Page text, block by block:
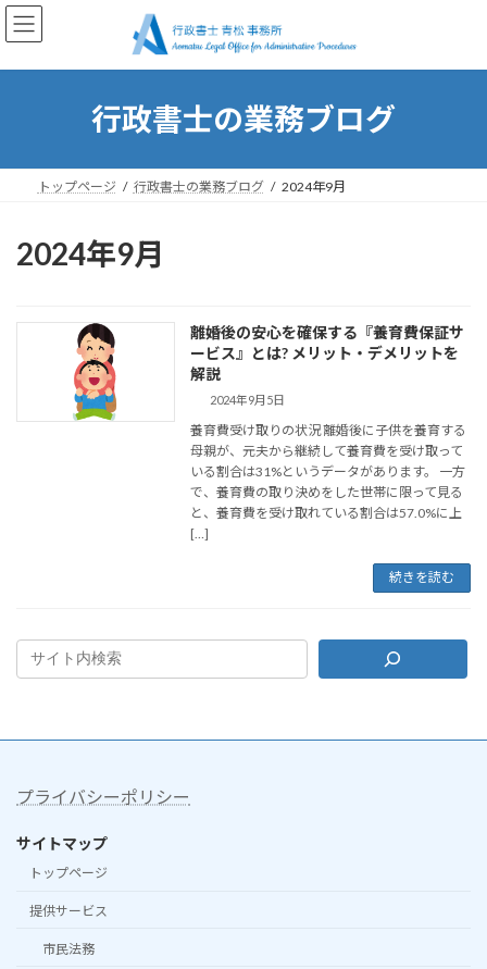
コ
ン
ン
ナ
ビ
ー
行政書士の業務ブログ
トップページ 行政書士の業務ブログ 2024年9月
2024年9月
離婚後の安心を確保する『養育費保証サ
ービス』とは? メリット・デメリットを
解説
2024年9月5日
養育費受け取りの状況 離婚後に子供を養育する
母親が、元夫から継続して養育費を受け取って
いる割合は31%というデータがあります。 一方
で、養育費の取り決めをした世帯に限って見る
と、養育費を受け取れている割合は57.0%に上
[…]
続きを読む
プライバシーポリシー
サイトマップ
トップページ
提供サービス
市民法務